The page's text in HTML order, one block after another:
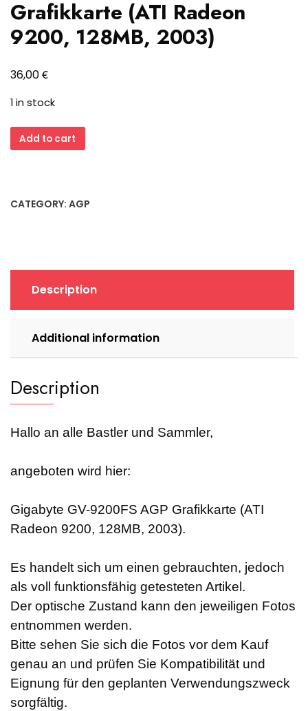
Grafikkarte (ATI Radeon
9200, 128MB, 2003)
36,00€
1 in stock
Gigabyte
GV-
Grafikkarte
128MB,
2003)
Add to cart
CATEGORY: AGP
Description
Additional information
Description
Hallo an alle Bastler und Sammler,
angeboten wird hier:
Gigabyte GV-9200FS AGP Grafikkarte (ATI
Radeon 9200, 128MB, 2003).
Es handelt sich um einen gebrauchten, jedoch
als voll funktionsfähig getesteten Artikel.
Der optische Zustand kann den jeweiligen Fotos
entnommen werden.
Bitte sehen Sie sich die Fotos vor dem Kauf
genau an und prüfen Sie Kompatibilität und
Eignung für den geplanten Verwendungszweck
sorgfältig.